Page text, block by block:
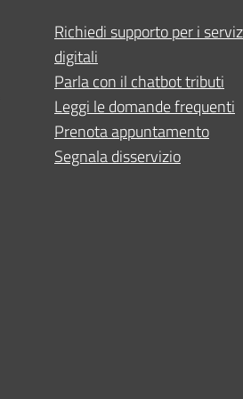
Richiedi supporto per i
digitali
Parla con il chatbot tributi
Leggi le domande frequenti
Prenota appuntamento
Segnala disservizio